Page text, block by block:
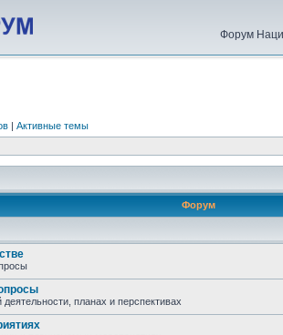
Форум
| Активные темы
Форум
планах и перспективах